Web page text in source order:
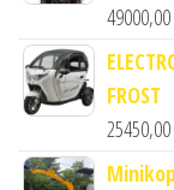
49000,00
FROST
25450,00